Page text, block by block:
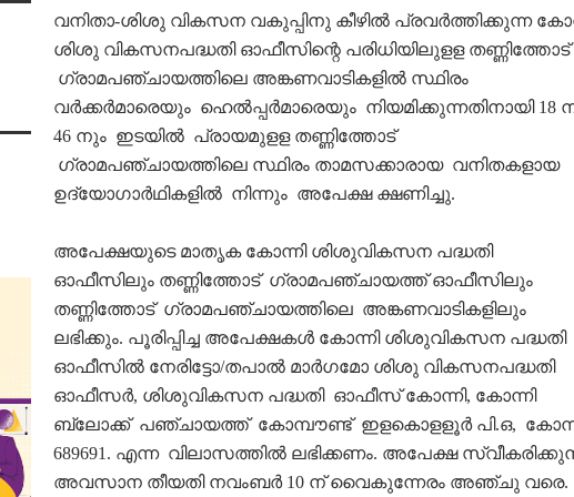
വനിതാ-ശിശു വികസന വകുപ്പിനു കീഴില്‍ പ്രവര്‍ത്തിക്കുന്ന
ശിശു വികസനപദ്ധതി ഓഫീസിന്റെ പരിധിയിലുളള തണ്ണിത്തോട്
ഗ്രാമപഞ്ചായത്തിലെ അങ്കണവാടികളില്‍ സ്ഥിരം
വര്‍ക്കര്‍മാരെയും ഹെല്‍പ്പര്‍മാരെയും നിയമിക്കുന്നതിനായി 18
46 നും ഇടയില്‍ പ്രായമുളള തണ്ണിത്തോട്
ഗ്രാമപഞ്ചായത്തിലെ സ്ഥിരം താമസക്കാരായ വനിതകളായ
ഉദ്യോഗാര്‍ഥികളില്‍ നിന്നും അപേക്ഷ ക്ഷണിച്ചു.
അപേക്ഷയുടെ മാതൃക കോന്നി ശിശുവികസന പദ്ധതി
ഓഫീസിലും തണ്ണിത്തോട് ഗ്രാമപഞ്ചായത്ത് ഓഫീസിലും
തണ്ണിത്തോട് ഗ്രാമപഞ്ചായത്തിലെ അങ്കണവാടികളിലും
ലഭിക്കും. പൂരിപ്പിച്ച അപേക്ഷകള്‍ കോന്നി ശിശുവികസന പദ്ധതി
ഓഫീസില്‍ നേരിട്ടോ/തപാല്‍ മാര്‍ഗമോ ശിശു വികസനപദ്ധതി
ഓഫീസര്‍, ശിശുവികസന പദ്ധതി ഓഫീസ് കോന്നി, കോന്നി
ബ്ലോക്ക് പഞ്ചായത്ത് കോമ്പൗണ്ട് ഇളകൊളളൂര്‍ പി.ഒ,
689691. എന്ന വിലാസത്തില്‍ ലഭിക്കണം. അപേക്ഷ
അവസാന തീയതി നവംബര്‍ 10 ന് വൈകുന്നേരം അഞ്ചു വരെ.